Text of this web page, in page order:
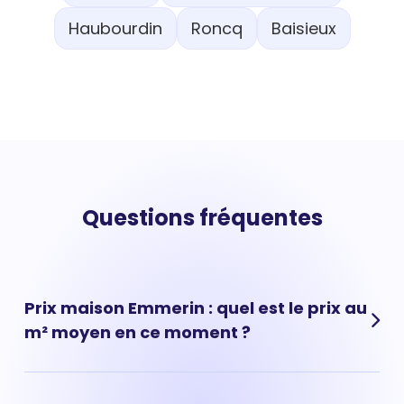
Haubourdin Roncq Baisieux
Questions fréquentes
Prix maison Emmerin : quel est le prix au
m² moyen en ce moment ?